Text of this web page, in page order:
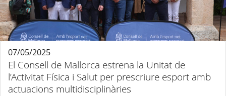
El Consell de Mallorca estrena la Unitat de
l’Activitat Física i Salut per prescriure esport amb
actuacions multidisciplinàries
07/05/2025